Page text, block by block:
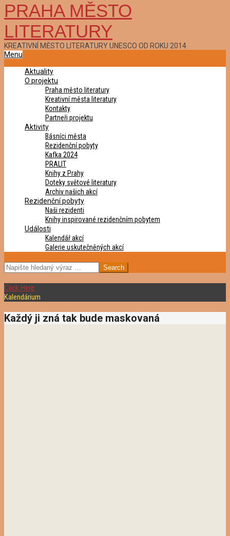
PRAHA MĚSTO
LITERATURY
KREATIVNÍ MĚSTO LITERATURY UNESCO OD ROKU 2014
Primary
Menu
Aktuality
O projektu
Praha město literatury
Kreativní města literatury
Kontakty
Partneři projektu
Aktivity
Básníci města
Rezidenční pobyty
Kafka 2024
PRALIT
Knihy z Prahy
Doteky světové literatury
Archiv našich akcí
Rezidenční pobyty
Naši rezidenti
Knihy inspirované rezidenčním pobytem
Události
Kalendář akcí
Galerie uskutečněných akcí
SEARCH
Click Here
Kalendárium
Každý ji zná tak bude maskovaná